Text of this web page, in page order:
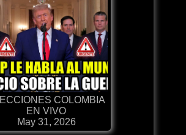
COLOMBIA
EN VIVO
May 31, 2026